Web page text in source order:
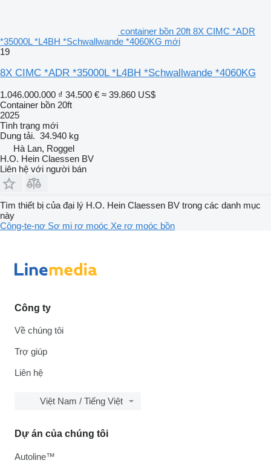
container bồn 20ft 8X CIMC *ADR
*35000L *L4BH *Schwallwande *4060KG mới
19
8X CIMC *ADR *35000L *L4BH *Schwallwande *4060KG
1.046.000.000 ₫ 34.500 € ≈ 39.860 US$
Container bồn 20ft
2025
Tình trạng mới
Dung tải. 34.940 kg
Hà Lan, Roggel
H.O. Hein Claessen BV
Liên hệ với người bán
Tìm thiết bị của đại lý H.O. Hein Claessen BV trong các danh mục
này
Công-te-nơ Sơ mi rơ moóc Xe rơ moóc bồn
Công ty
Về chúng tôi
Trợ giúp
Liên hệ
Việt Nam / Tiếng Việt
Dự án của chúng tôi
Autoline™